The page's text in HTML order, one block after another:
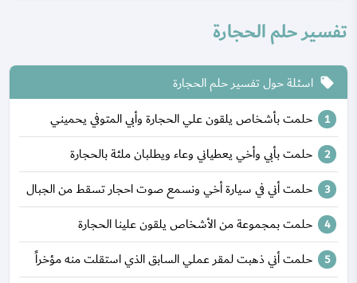
تفسير حلم الحجارة
local_offer اسئلة حول تفسير حلم الحجارة
حلمت بأشخاص يلقون علي الحجارة وأبي المتوفي يحميني
حلمت بأبي وأخي يعطياني وعاء ويطلبان ملئة بالحجارة
حلمت أني في سيارة أخي ونسمع صوت احجار تسقط من الجبال
حلمت بمجموعة من الأشخاص يلقون علينا الحجارة
حلمت أني ذهبت لمقر عملي السابق الذي استقلت منه مؤخراً